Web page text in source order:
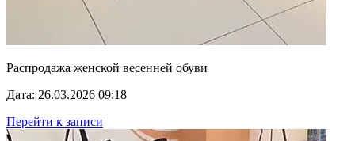
Распродажа женской весенней обуви
Дата: 26.03.2026 09:18
Перейти к записи